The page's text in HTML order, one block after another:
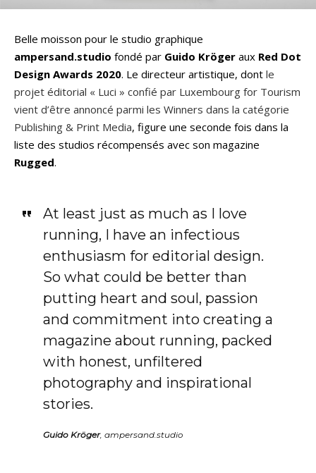
Belle moisson pour le studio graphique
ampersand.studio fondé par Guido Kröger aux Red Dot
Design Awards 2020. Le directeur artistique, dont le
projet éditorial « Luci » confié par Luxembourg for Tourism
vient d’être annoncé parmi les Winners dans la catégorie
Publishing & Print Media, figure une seconde fois dans la
liste des studios récompensés avec son magazine
Rugged.
At least just as much as I love
running, I have an infectious
enthusiasm for editorial design.
So what could be better than
putting heart and soul, passion
and commitment into creating a
magazine about running, packed
with honest, unfiltered
photography and inspirational
stories.
Guido Kröger, ampersand.studio